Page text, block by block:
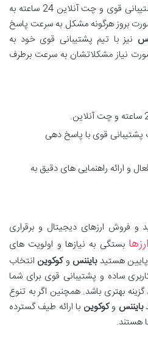
با ارائه خدمات پشتیبانی قوی و چت آنلاین 24 ساعته به
بروز هرگونه مشکل به سرعت پاسخ
نیز با تیم پشتیبانی قوی خود به
نیاز مشکلاتشان به سرعت برطرف
قوی با پاسخ دهی
و ارائه راهنمایی های دقیق به
و فروش ارزهای دیجیتال و برقراری
بستگی به نیازها و اولویت های
پایین هستیدبایننس وکوکوین انتخاب
ساده و پشتیبانی قوی برای شما
بهتری باشد. همچنین اگر به تنوع
بایننس وکوکوین با ارائه طیف گسترده
هستند.